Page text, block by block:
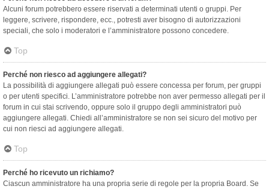
Alcuni forum potrebbero essere riservati a determinati utenti o gruppi. Per
leggere, scrivere, rispondere, ecc., potresti aver bisogno di autorizzazioni
speciali, che solo i moderatori e l’amministratore possono concedere.
Top
Perché non riesco ad aggiungere allegati?
La possibilità di aggiungere allegati può essere concessa per forum, per gruppi
o per utenti specifici. L’amministratore potrebbe non aver permesso allegati per il
forum in cui stai scrivendo, oppure solo il gruppo degli amministratori può
aggiungere allegati. Chiedi all’amministratore se non sei sicuro del motivo per
cui non riesci ad aggiungere allegati.
Top
Perché ho ricevuto un richiamo?
Ciascun amministratore ha una propria serie di regole per la propria Board. Se